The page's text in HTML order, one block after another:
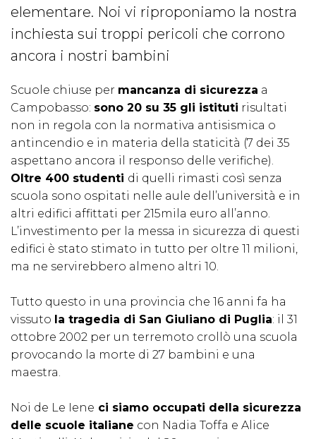
elementare. Noi vi riproponiamo la nostra
inchiesta sui troppi pericoli che corrono
ancora i nostri bambini
Scuole chiuse per mancanza di sicurezza a
Campobasso: sono 20 su 35 gli istituti risultati
non in regola con la normativa antisismica o
antincendio e in materia della staticità (7 dei 35
aspettano ancora il responso delle verifiche).
Oltre 400 studenti di quelli rimasti così senza
scuola sono ospitati nelle aule dell’università e in
altri edifici affittati per 215mila euro all’anno.
L’investimento per la messa in sicurezza di questi
edifici è stato stimato in tutto per oltre 11 milioni,
ma ne servirebbero almeno altri 10.
Tutto questo in una provincia che 16 anni fa ha
vissuto la tragedia di San Giuliano di Puglia: il 31
ottobre 2002 per un terremoto crollò una scuola
provocando la morte di 27 bambini e una
maestra.
Noi de Le Iene ci siamo occupati della sicurezza
delle scuole italiane con Nadia Toffa e Alice